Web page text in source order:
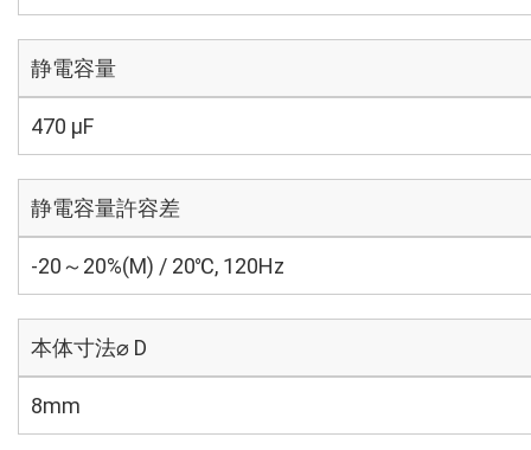
静電容量
470 µF
静電容量許容差
-20～20%(M) / 20℃, 120Hz
本体寸法⌀ D
8mm